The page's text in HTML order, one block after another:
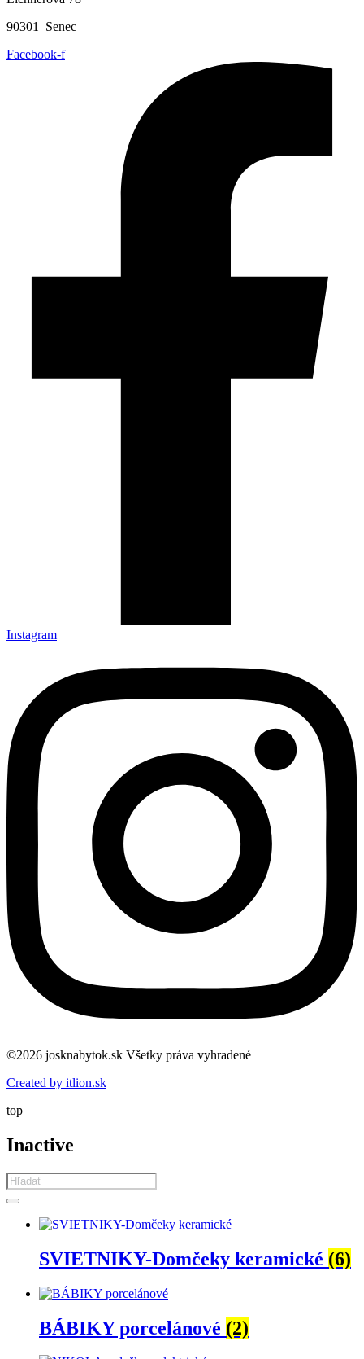
90301 Senec
Facebook-f
Instagram
©2026 josknabytok.sk Všetky práva vyhradené
Created by itlion.sk
top
Inactive
Products
search
SVIETNIKY-Domčeky keramické (6)
BÁBIKY porcelánové (2)